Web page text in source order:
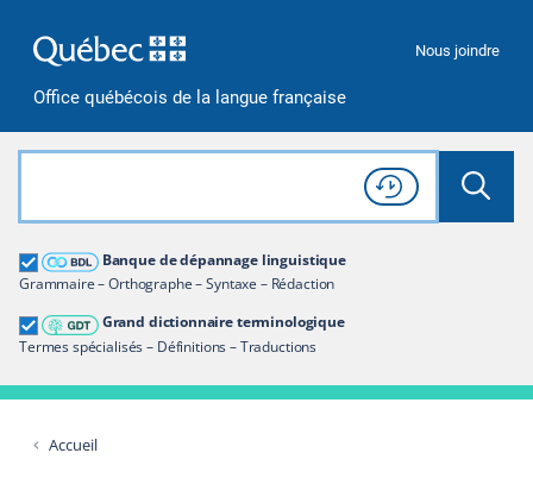
Office québécois de la langue française
Nous joindre
Rechercher dans tout le site
Lancer
Consulter l'
Historique
de recherche
Banque de dépannage linguistique
Grammaire – Orthographe – Syntaxe – Rédaction
Grand dictionnaire terminologique
Termes spécialisés – Définitions – Traductions
Grand dictionnaire terminologique
Restreindre aux termes
Accueil